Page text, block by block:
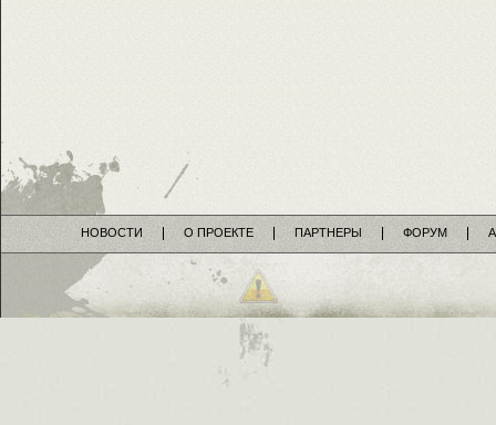
НОВОСТИ О ПРОЕКТЕ ПАРТНЕРЫ ФОРУМ